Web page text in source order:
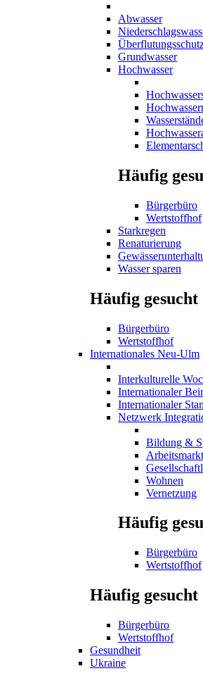
Abwasser
Grundwasser
Hochwasser
Häufig
Bürgerbüro
Wertstoffhof
Starkregen
Renaturierung
Wasser sparen
Häufig gesucht
Bürgerbüro
Wertstoffhof
Internationales Neu-Ulm
Interkulturelle
Internationaler
Internationaler
Netzwerk
Bildung &
Wohnen
Vernetzung
Häufig
Bürgerbüro
Wertstoffhof
Häufig gesucht
Bürgerbüro
Wertstoffhof
Gesundheit
Ukraine